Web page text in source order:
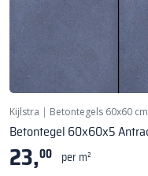
Kijlstra | Betontegels 60x60 cm
Betontegel 60x60x5
23,00 per m²